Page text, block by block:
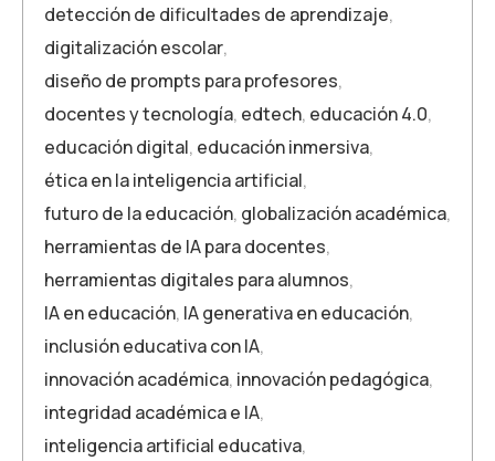
detección de dificultades de aprendizaje,
digitalización escolar,
diseño de prompts para profesores,
docentes y tecnología, edtech, educación 4.0,
educación digital, educación inmersiva,
ética en la inteligencia artificial,
futuro de la educación, globalización académica,
herramientas de IA para docentes,
herramientas digitales para alumnos,
IA en educación, IA generativa en educación,
inclusión educativa con IA,
innovación académica, innovación pedagógica,
integridad académica e IA,
inteligencia artificial educativa,